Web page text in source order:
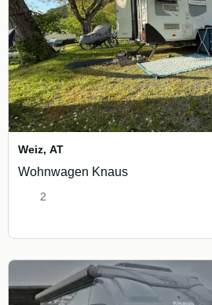
Weiz, AT
Wohnwagen Knaus
2